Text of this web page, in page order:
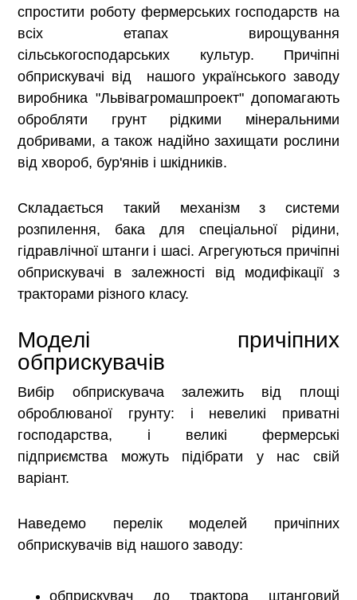
спростити роботу фермерських господарств на
всіх етапах вирощування
сільськогосподарських культур. Причіпні
обприскувачі від нашого українського заводу
виробника "Львівагромашпроект" допомагають
обробляти грунт рідкими мінеральними
добривами, а також надійно захищати рослини
від хвороб, бур'янів і шкідників.
Складається такий механізм з системи
розпилення, бака для спеціальної рідини,
гідравлічної штанги і шасі. Агрегуються причіпні
обприскувачі в залежності від модифікації з
тракторами різного класу.
Моделі причіпних
обприскувачів
Вибір обприскувача залежить від площі
оброблюваної грунту: і невеликі приватні
господарства, і великі фермерські
підприємства можуть підібрати у нас свій
варіант.
Наведемо перелік моделей причіпних
обприскувачів від нашого заводу:
обприскувач до трактора штанговий